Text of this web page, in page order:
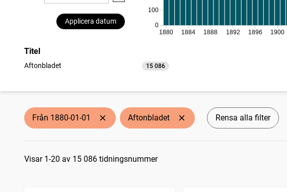
Applicera datum
0
100
1880 1884 1888 1892 1896 1900
Titel
Aftonbladet 15 086
träffar
Från 1880-01-01 Aftonbladet Rensa alla filter
Sökresultat
Visar 1-20 av 15 086 tidningsnummer